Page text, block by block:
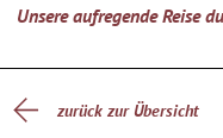
Unsere aufregende Reise
zurück zur Übersicht